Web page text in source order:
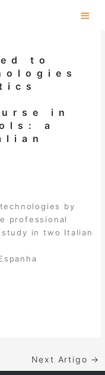
to
in
a
by
professional
in two Italian
Next Artigo →